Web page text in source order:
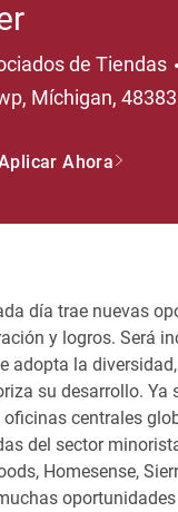
de Tiendas
Míchigan, 48383
Ahora
día trae nuevas
y logros. Será
adopta la
su desarrollo. Ya
centrales
del sector
Homesense,